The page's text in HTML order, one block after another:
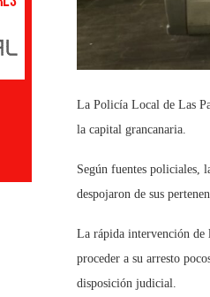
La Policía Local de Las
la capital grancanaria.
Según fuentes policiales,
despojaron de sus
La rápida intervención de
proceder a su arresto
disposición judicial.